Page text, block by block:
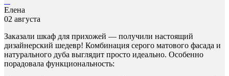
Елена
02 августа
Заказали шкаф для прихожей — получили настоящий
дизайнерский шедевр! Комбинация серого матового фасада и
натурального дуба выглядит просто идеально. Особенно
порадовала функциональность: